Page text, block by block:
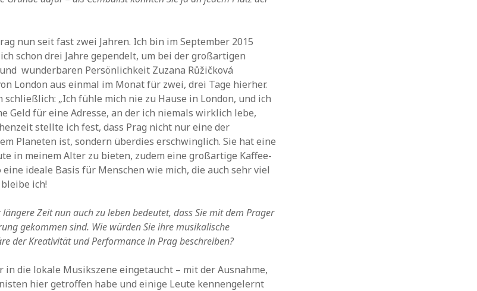
nun seit fast zwei Jahren. Ich bin im September 2015
schon drei Jahre gependelt, um bei der großartigen
wunderbaren Persönlichkeit Zuzana Růžičková
London aus einmal im Monat für zwei, drei Tage hierher.
„Ich fühle mich nie zu Hause in London, und ich
Geld für eine Adresse, an der ich niemals wirklich lebe,
stellte ich fest, dass Prag nicht nur eine der
Planeten ist, sondern überdies erschwinglich. Sie hat eine
in meinem Alter zu bieten, zudem eine großartige Kaffee-
ideale Basis für Menschen wie mich, die auch sehr viel
ich!
Zeit nun auch zu leben bedeutet, dass Sie mit dem Prager
gekommen sind. Wie würden Sie ihre musikalische
der Kreativität und Performance in Prag beschreiben?
in die lokale Musikszene eingetaucht – mit der Ausnahme,
hier getroffen habe und einige Leute kennengelernt